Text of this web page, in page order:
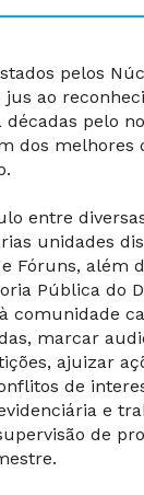
pelos
ao
pelo
dos melhores
entre
unidades
Fóruns, além
Pública do
comunidade
marcar
ajuizar
de
e
de